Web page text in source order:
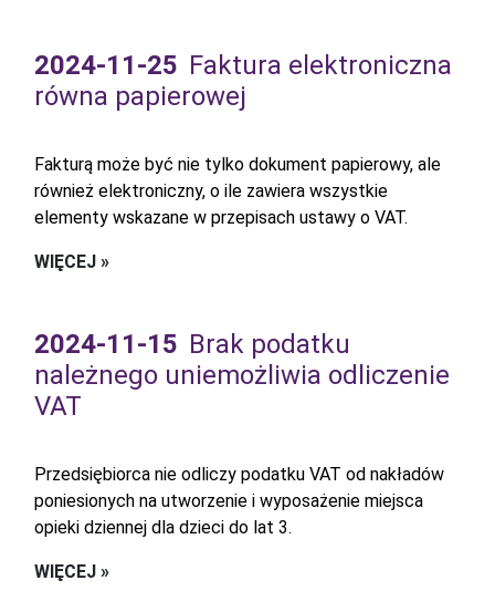
2024-11-25 Faktura elektroniczna
równa papierowej
Fakturą może być nie tylko dokument papierowy, ale
również elektroniczny, o ile zawiera wszystkie
elementy wskazane w przepisach ustawy o VAT.
WIĘCEJ »
2024-11-15 Brak podatku
należnego uniemożliwia odliczenie
VAT
Przedsiębiorca nie odliczy podatku VAT od nakładów
poniesionych na utworzenie i wyposażenie miejsca
opieki dziennej dla dzieci do lat 3.
WIĘCEJ »